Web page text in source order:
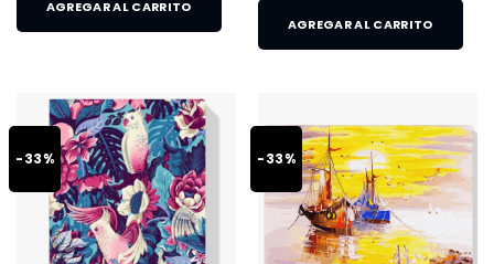
AGREGAR AL CARRITO
AGREGAR AL CARRITO
-33% -33%